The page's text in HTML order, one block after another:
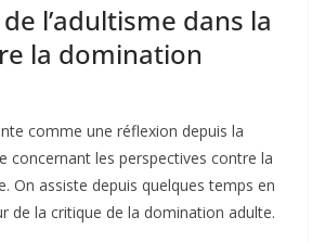
l’adultisme dans la
la domination
comme une réflexion depuis la
concernant les perspectives contre la
On assiste depuis quelques temps en
de la critique de la domination adulte.